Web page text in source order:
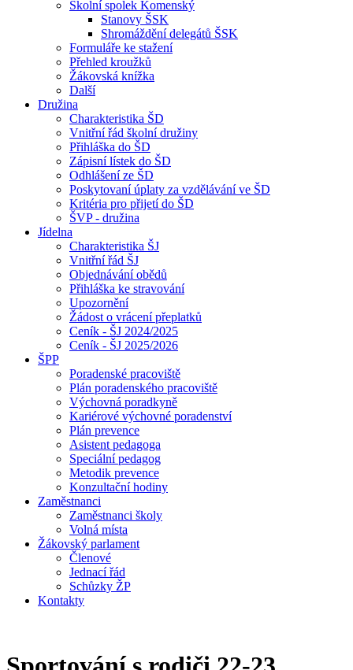
Školní spolek Komenský
Stanovy ŠSK
Shromáždění delegátů ŠSK
Formuláře ke stažení
Přehled kroužků
Žákovská knížka
Další
Družina
Charakteristika ŠD
Vnitřní řád školní družiny
Přihláška do ŠD
Zápisní lístek do ŠD
Odhlášení ze ŠD
Poskytovaní úplaty za vzdělávání ve ŠD
Kritéria pro přijetí do ŠD
ŠVP - družina
Jídelna
Charakteristika ŠJ
Vnitřní řád ŠJ
Objednávání obědů
Přihláška ke stravování
Upozornění
Žádost o vrácení přeplatků
Ceník - ŠJ 2024/2025
Ceník - ŠJ 2025/2026
ŠPP
Poradenské pracoviště
Plán poradenského pracoviště
Výchovná poradkyně
Kariérové výchovné poradenství
Plán prevence
Asistent pedagoga
Speciální pedagog
Metodik prevence
Konzultační hodiny
Zaměstnanci
Zaměstnanci školy
Volná místa
Žákovský parlament
Členové
Jednací řád
Schůzky ŽP
Kontakty